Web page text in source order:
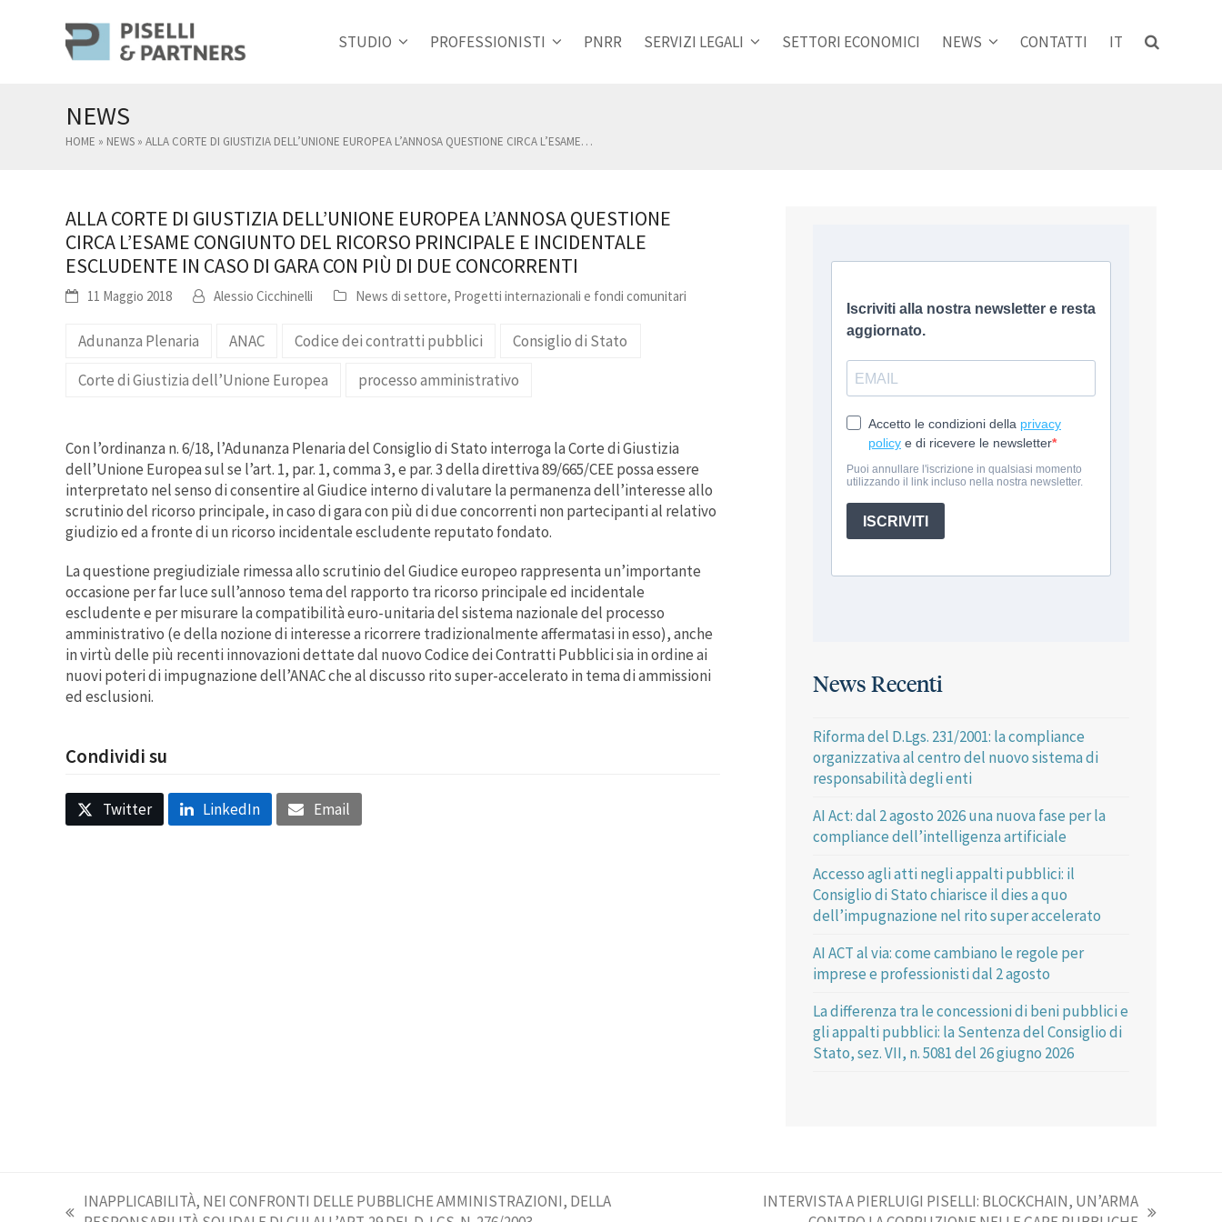
STUDIO PROFESSIONISTI PNRR SERVIZI LEGALI SETTORI ECONOMICI NEWS CONTATTI IT
NEWS
HOME » NEWS » ALLA CORTE DI GIUSTIZIA DELL’UNIONE EUROPEA L’ANNOSA QUESTIONE CIRCA L’ESAME…
ALLA CORTE DI GIUSTIZIA DELL’UNIONE EUROPEA L’ANNOSA QUESTIONE
CIRCA L’ESAME CONGIUNTO DEL RICORSO PRINCIPALE E INCIDENTALE
ESCLUDENTE IN CASO DI GARA CON PIÙ DI DUE CONCORRENTI
11 Maggio 2018 Alessio Cicchinelli News di settore, Progetti internazionali e fondi comunitari
Adunanza Plenaria ANAC Codice dei contratti pubblici
Consiglio di Stato
Corte di Giustizia dell’Unione Europea
processo amministrativo
Con l’ordinanza n. 6/18, l’Adunanza Plenaria del Consiglio di Stato interroga la Corte di Giustizia
dell’Unione Europea sul se l’art. 1, par. 1, comma 3, e par. 3 della direttiva 89/665/CEE possa essere
interpretato nel senso di consentire al Giudice interno di valutare la permanenza dell’interesse allo
scrutinio del ricorso principale, in caso di gara con più di due concorrenti non partecipanti al relativo
giudizio ed a fronte di un ricorso incidentale escludente reputato fondato.
La questione pregiudiziale rimessa allo scrutinio del Giudice europeo rappresenta un’importante
occasione per far luce sull’annoso tema del rapporto tra ricorso principale ed incidentale
escludente e per misurare la compatibilità euro-unitaria del sistema nazionale del processo
amministrativo (e della nozione di interesse a ricorrere tradizionalmente affermatasi in esso), anche
in virtù delle più recenti innovazioni dettate dal nuovo Codice dei Contratti Pubblici sia in ordine ai
nuovi poteri di impugnazione dell’ANAC che al discusso rito super-accelerato in tema di ammissioni
ed esclusioni.
Condividi su
Twitter LinkedIn Email
News Recenti
Riforma del D.Lgs. 231/2001: la compliance
organizzativa al centro del nuovo sistema di
responsabilità degli enti
AI Act: dal 2 agosto 2026 una nuova fase per la
compliance dell’intelligenza artificiale
Accesso agli atti negli appalti pubblici: il
Consiglio di Stato chiarisce il dies a quo
dell’impugnazione nel rito super accelerato
AI ACT al via: come cambiano le regole per
imprese e professionisti dal 2 agosto
La differenza tra le concessioni di beni pubblici e
gli appalti pubblici: la Sentenza del Consiglio di
Stato, sez. VII, n. 5081 del 26 giugno 2026
INAPPLICABILITÀ, NEI CONFRONTI DELLE PUBBLICHE AMMINISTRAZIONI, DELLA
INTERVISTA A PIERLUIGI PISELLI: BLOCKCHAIN, UN’ARMA